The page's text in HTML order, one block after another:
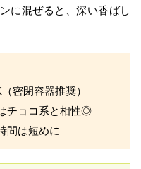
に混ぜると、深い香ばし
密閉容器推奨）
チョコ系と相性◎
間は短めに